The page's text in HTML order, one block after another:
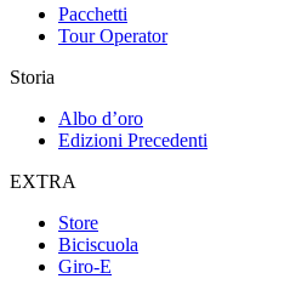
Pacchetti
Tour Operator
Storia
Albo d’oro
Edizioni Precedenti
EXTRA
Store
Biciscuola
Giro-E